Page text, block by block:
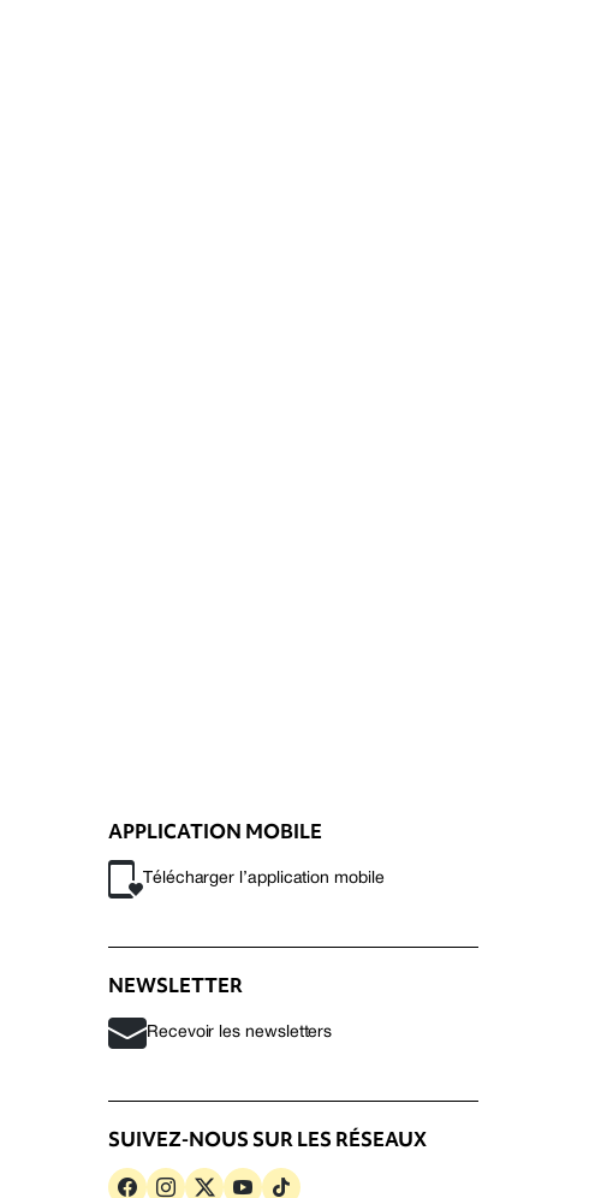
APPLICATION MOBILE
Télécharger l’application mobile
NEWSLETTER
Recevoir les newsletters
SUIVEZ-NOUS SUR LES RÉSEAUX